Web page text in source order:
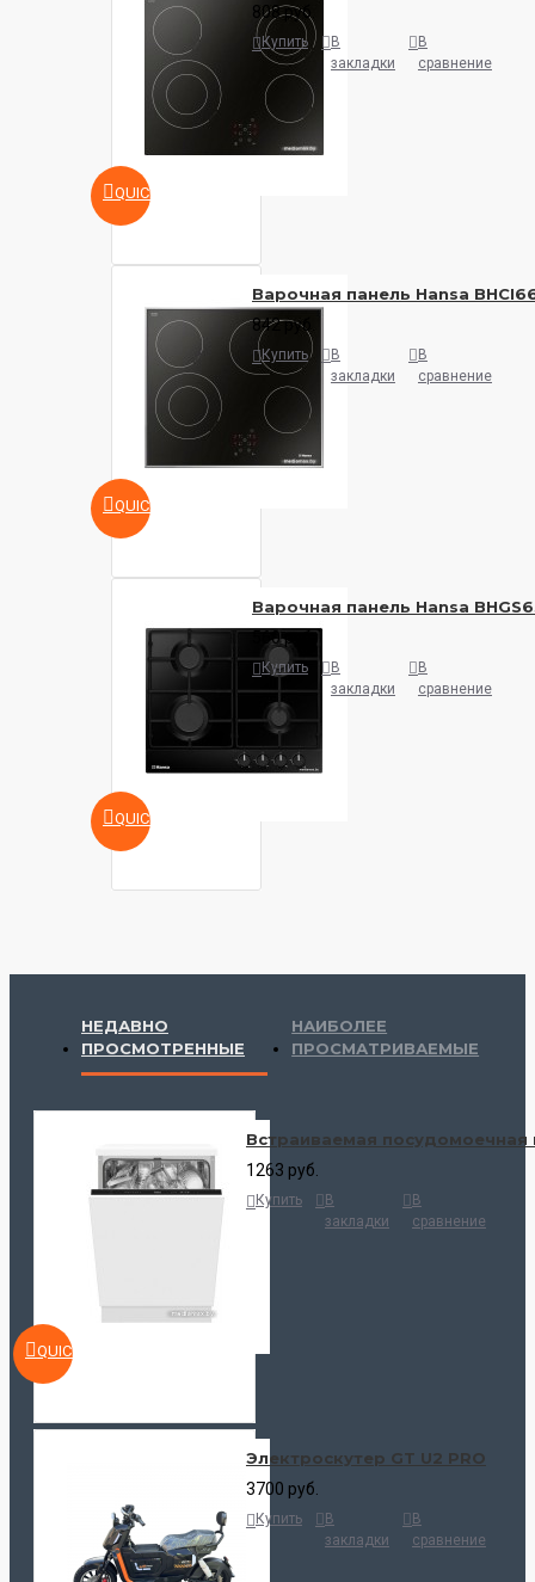
QUICKVIEW
808 руб.
Купить
В
закладки
В
сравнение
QUICKVIEW
Варочная панель Hansa
842 руб.
Купить
В
закладки
В
сравнение
QUICKVIEW
Варочная панель Hansa
560 руб.
Купить
В
закладки
В
сравнение
НЕДАВНО
ПРОСМОТРЕННЫЕ
НАИБОЛЕЕ
ПРОСМАТРИВАЕМЫЕ
QUICKVIEW
Встраиваемая посудомоечная
1263 руб.
Купить
В
закладки
В
сравнение
Электроскутер GT U2 PRO
3700 руб.
Купить
В
закладки
В
сравнение